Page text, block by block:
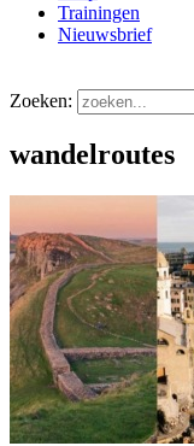
Trainingen
Nieuwsbrief
Zoeken:
wandelroutes